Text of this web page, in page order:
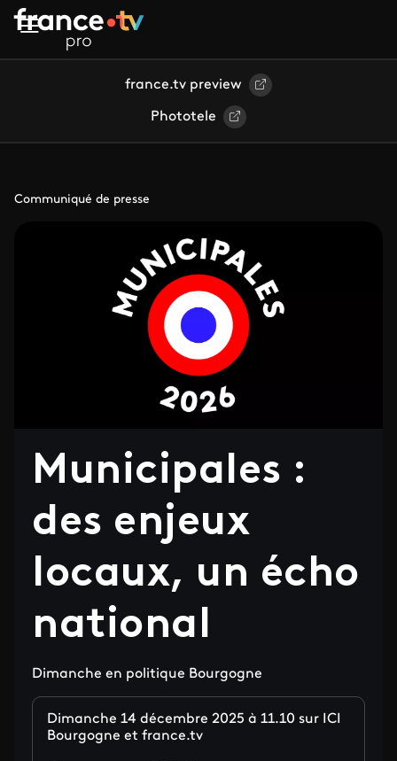
Aller au contenu principal
france.tv preview
Phototele
Communiqué de presse
Municipales :
des enjeux
locaux, un écho
national
Dimanche en politique Bourgogne
Dimanche 14 décembre 2025 à 11.10 sur ICI
Bourgogne et france.tv